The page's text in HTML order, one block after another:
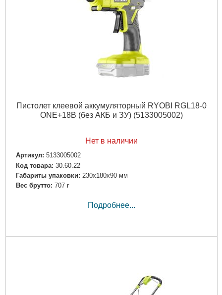
Пистолет клеевой аккумуляторный RYOBI RGL18-0
ONE+18В (без АКБ и ЗУ) (5133005002)
Нет в наличии
Артикул: 5133005002
Код товара: 30.60.22
Габариты упаковки: 230x180x90 мм
Вес брутто: 707 г
Подробнее...